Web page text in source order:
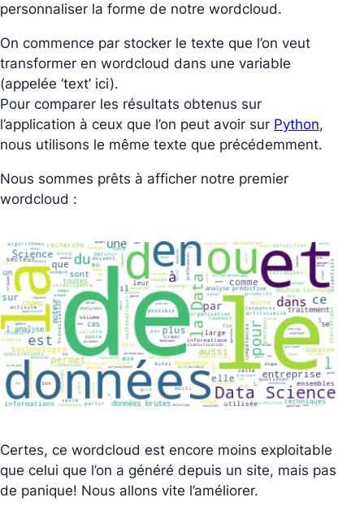
personnaliser la forme de notre wordcloud.
On commence par stocker le texte que l’on veut
transformer en wordcloud dans une variable
(appelée ‘text’ ici).
Pour comparer les résultats obtenus sur
l’application à ceux que l’on peut avoir sur Python,
nous utilisons le même texte que précédemment.
Nous sommes prêts à afficher notre premier
wordcloud :
Certes, ce wordcloud est encore moins exploitable
que celui que l’on a généré depuis un site, mais pas
de panique! Nous allons vite l’améliorer.